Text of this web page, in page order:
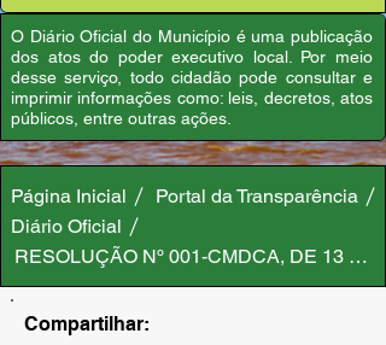
O Diário Oficial do Município é uma publicação
dos atos do poder executivo local. Por meio
desse serviço, todo cidadão pode consultar e
imprimir informações como: leis, decretos, atos
públicos, entre outras ações.
Página Inicial
Portal da Transparência
Diário Oficial
RESOLUÇÃO Nº 001-CMDCA, DE 13 DE
Compartilhar: